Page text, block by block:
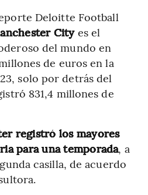
Deloitte Football
Cityes el
del mundo en
de euros en la
solo por detrás del
831,4 millones de
registró los mayores
para una temporada, a
casilla, de acuerdo